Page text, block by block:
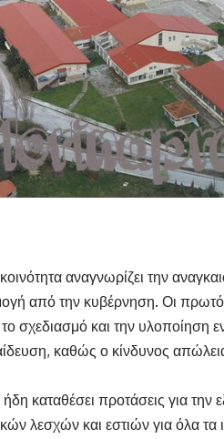
αναγνωρίζει την
από την κυβέρνηση. Οι
σχεδιασμό και την
καθώς ο κίνδυνος
καταθέσει προτάσεις για την
λεσχών και εστιών για όλα